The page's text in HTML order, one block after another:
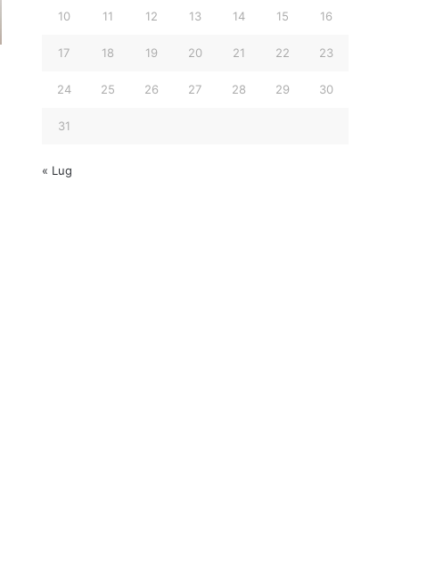
10 11 12 13 14 15 16
17 18 19 20 21 22 23
24 25 26 27 28 29 30
31
« Lug